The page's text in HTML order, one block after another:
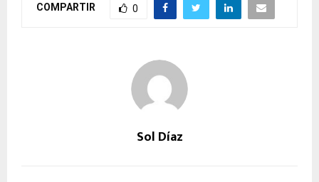
COMPARTIR 0
Sol Díaz